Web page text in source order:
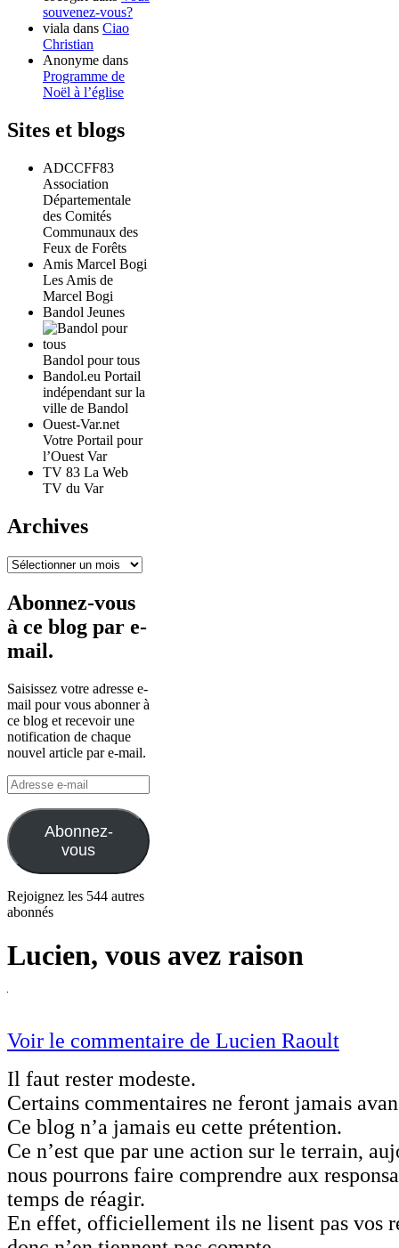
souvenez-vous?
viala dans Ciao
Christian
Anonyme dans
Programme de
Noël à l’église
Sites et blogs
ADCCFF83
Association
Départementale
des Comités
Communaux des
Feux de Forêts
Amis Marcel Bogi
Les Amis de
Marcel Bogi
Bandol Jeunes
Bandol pour tous
Bandol.eu Portail
indépendant sur la
ville de Bandol
Ouest-Var.net
Votre Portail pour
l’Ouest Var
TV 83 La Web
TV du Var
Archives
Archives
Abonnez-vous
à ce blog par e-
mail.
Saisissez votre adresse e-
mail pour vous abonner à
ce blog et recevoir une
notification de chaque
nouvel article par e-mail.
Adresse
e-
mail
Abonnez-
vous
Rejoignez les 544 autres
abonnés
Lucien, vous avez raison
Voir le commentaire de Lucien Raoult
Il faut rester modeste.
Certains commentaires ne feront jamais
Ce blog n’a jamais eu cette prétention.
Ce n’est que par une action sur le terrain,
nous pourrons faire comprendre aux
temps de réagir.
En effet, officiellement ils ne lisent pas vos